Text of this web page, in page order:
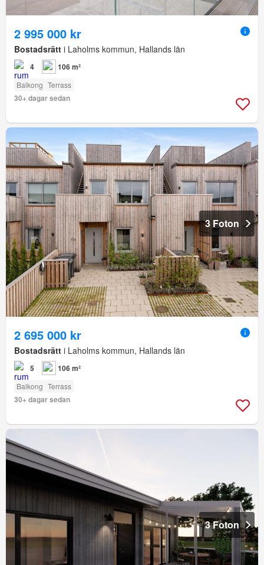
2 995 000 kr
Bostadsrätt i Laholms kommun, Hallands län
4 106 m²
Balkong Terrass
30+ dagar sedan
3 Foton
2 695 000 kr
Bostadsrätt i Laholms kommun, Hallands län
5 106 m²
Balkong Terrass
30+ dagar sedan
3 Foton